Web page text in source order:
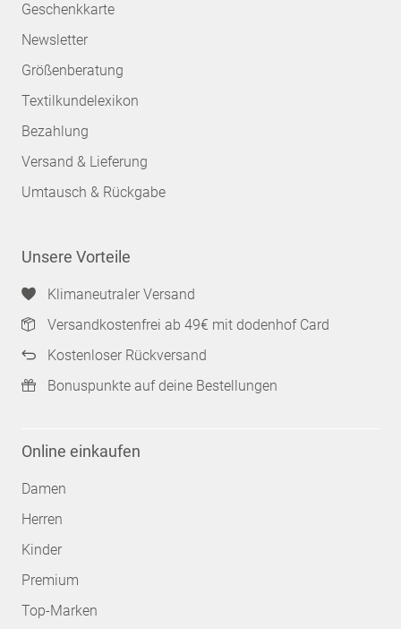
Geschenkkarte
Newsletter
Größenberatung
Textilkundelexikon
Bezahlung
Versand & Lieferung
Umtausch & Rückgabe
Unsere Vorteile
Klimaneutraler Versand
Versandkostenfrei ab 49€ mit dodenhof Card
Kostenloser Rückversand
Bonuspunkte auf deine Bestellungen
Online einkaufen
Damen
Herren
Kinder
Premium
Top-Marken